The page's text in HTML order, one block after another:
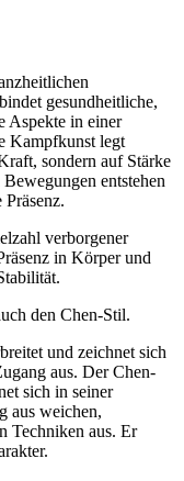
gesundheitliche,
Aspekte in einer
Kampfkunst legt
sondern auf Stärke
entstehen
verborgener
in Körper und
den Chen-Stil.
und zeichnet sich
aus. Der Chen-
sich in seiner
aus weichen,
Techniken aus. Er